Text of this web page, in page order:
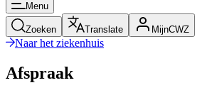
Menu
Zoeken Translate MijnCWZ
Naar het ziekenhuis
Afspraak